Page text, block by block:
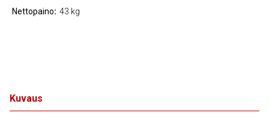
Kuvaus
Nettopaino 43 kg